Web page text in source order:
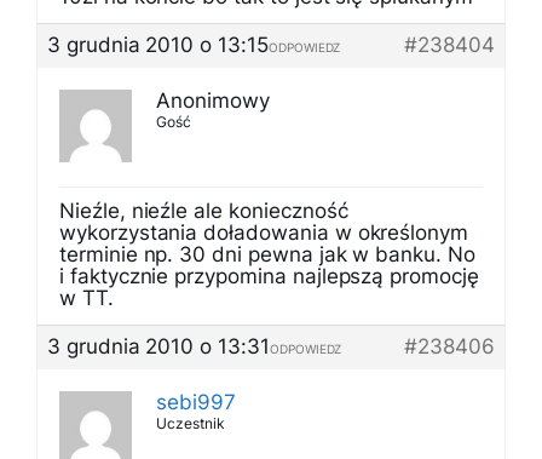
3 grudnia 2010 o 13:15
#238404
ODPOWIEDZ
Anonimowy
Gość
Nieźle, nieźle ale konieczność
wykorzystania doładowania w określonym
terminie np. 30 dni pewna jak w banku. No
i faktycznie przypomina najlepszą promocję
w TT.
3 grudnia 2010 o 13:31
#238406
ODPOWIEDZ
sebi997
Uczestnik